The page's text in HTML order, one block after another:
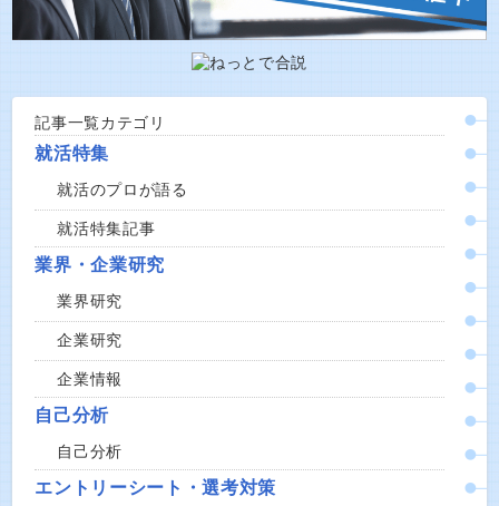
記事一覧カテゴリ
就活特集
就活のプロが語る
就活特集記事
業界・企業研究
業界研究
企業研究
企業情報
自己分析
自己分析
エントリーシート・選考対策